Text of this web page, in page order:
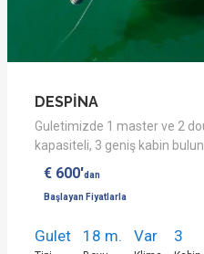
DESPİNA
Guletimizde 1 master ve 2
kapasiteli, 3 geniş kabin
€ 600'dan
Başlayan Fiyatlarla
Gulet 18 m. Var 3